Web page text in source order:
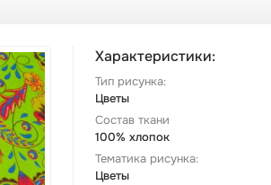
Характеристики:
Тип рисунка:
Цветы
Состав ткани
100% хлопок
Тематика рисунка:
Цветы